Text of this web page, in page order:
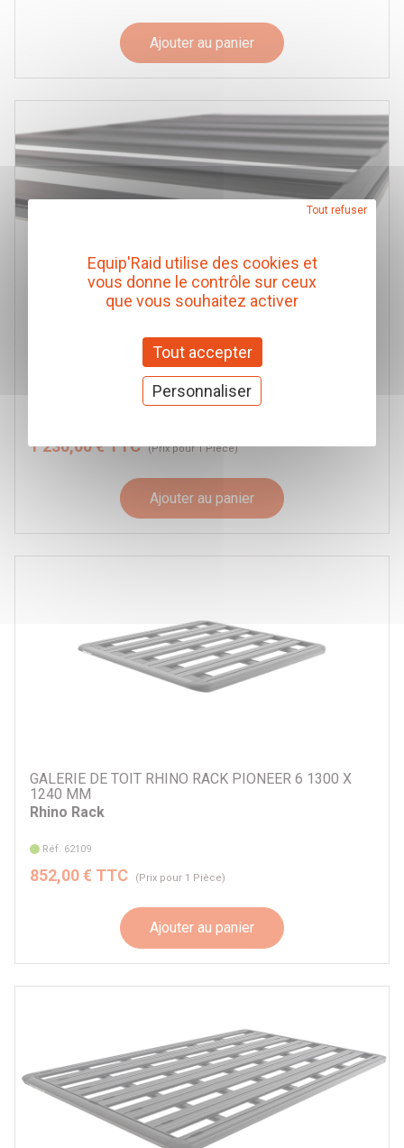
Ajouter au panier
GALERIE DE TOIT ARB BASE RACK 2125MM x
1 230,00 € TTC (Prix pour 1 Pièce)
Ajouter au panier
GALERIE DE TOIT RHINO RACK PIONEER 6 1300 X
1240 MM
Rhino Rack
Réf. 62109
852,00 € TTC (Prix pour 1 Pièce)
Ajouter au panier
Equip'Raid utilise des cookies et
vous donne le contrôle sur ceux
que vous souhaitez activer
Tout accepter
Tout refuser
Personnaliser